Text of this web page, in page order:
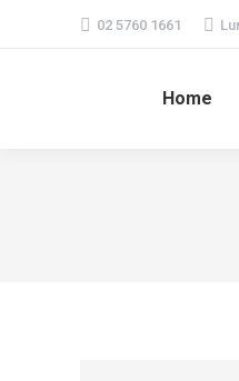
02 5760 1661
Home